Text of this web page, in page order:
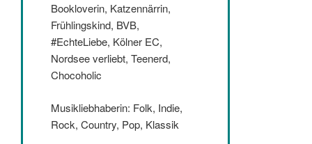
Bookloverin, Katzennärrin,
Frühlingskind, BVB,
#EchteLiebe, Kölner EC,
Nordsee verliebt, Teenerd,
Chocoholic
Musikliebhaberin: Folk, Indie,
Rock, Country, Pop, Klassik